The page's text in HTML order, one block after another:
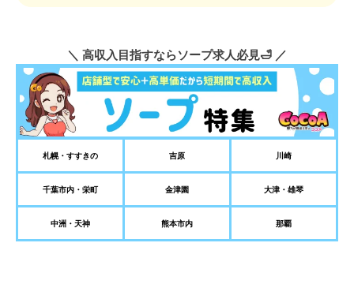
＼ 高収入目指すならソープ求人必見🛁 ／
札幌・すすきの 吉原 川崎
千葉市内・栄町 金津園 大津・雄琴
中洲・天神 熊本市内 那覇